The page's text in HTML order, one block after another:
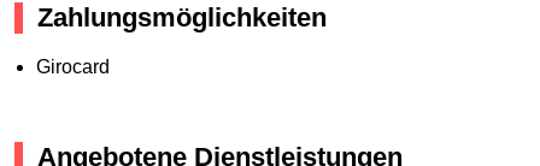
Zahlungsmöglichkeiten
Girocard
Angebotene Dienstleistungen